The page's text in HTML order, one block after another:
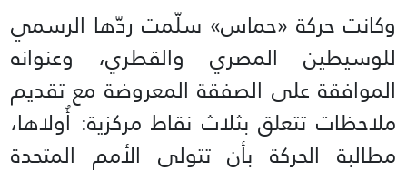
وكانت حركة «حماس» سلّمت ردّها الرسمي
للوسيطين المصري والقطري، وعنوانه
الموافقة على الصفقة المعروضة مع تقديم
ملاحظات تتعلق بثلاث نقاط مركزية: أُولاها،
مطالبة الحركة بأن تتولى الأمم المتحدة